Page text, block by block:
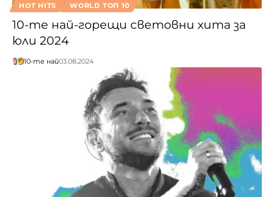
HOT HITS WORLD ТОП 10
10-те най-горещи световни хита за
юли 2024
10-те най03.08.2024